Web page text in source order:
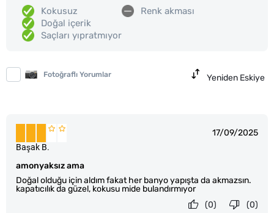
Kokusuz
Doğal içerik
Saçları yıpratmıyor
Renk akması
Fotoğraflı Yorumlar Yeniden Eskiye
17/09/2025
amonyaksız ama
Doğal olduğu için aldım fakat her banyo yapışta da akmazsın.
kapatıcılık da güzel, kokusu mide bulandırmıyor
Başak B.
(0)
(0)